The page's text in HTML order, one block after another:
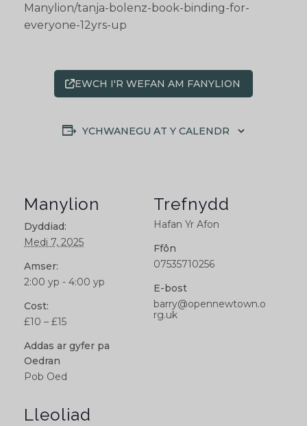
Manylion/tanja-bolenz-book-binding-for-
everyone-12yrs-up
EWCH I'R WEFAN AM FANYLION
YCHWANEGU AT Y CALENDR
Manylion
Dyddiad:
Medi 7, 2025
Amser:
2:00 yp - 4:00 yp
Cost:
£10 – £15
Addas ar gyfer pa
Oedran
Pob Oed
Lleoliad
Trefnydd
Hafan Yr Afon
Ffôn
07535710256
E-bost
barry@opennewtown.o
rg.uk